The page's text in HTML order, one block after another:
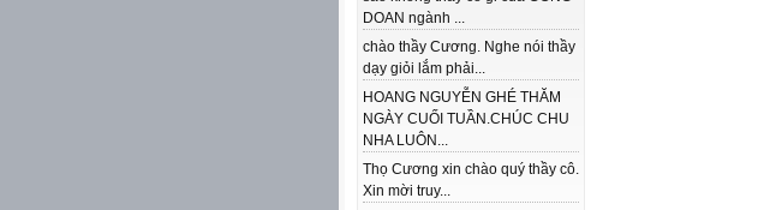
DOAN ngành ...
chào thầy Cương. Nghe nói thầy
dạy giỏi lắm phải...
HOANG NGUYỄN GHÉ THĂM
NGÀY CUỐI TUẦN.CHÚC CHU
NHA LUÔN...
Thọ Cương xin chào quý thầy cô.
Xin mời truy...